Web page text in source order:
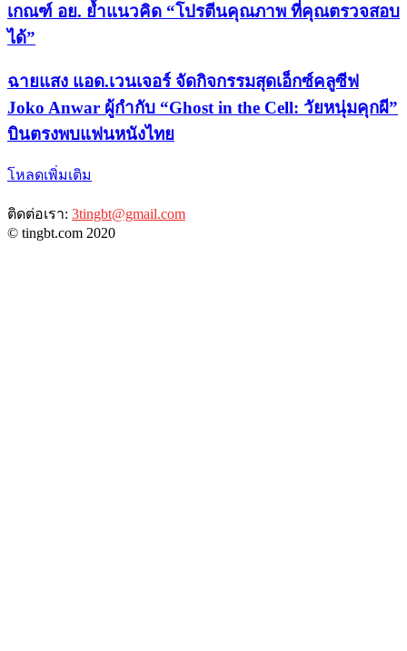
เกณฑ์ อย. ย้ำแนวคิด “โปรตีนคุณภาพ ที่คุณตรวจสอบ
ได้”
ฉายแสง แอด.เวนเจอร์ จัดกิจกรรมสุดเอ็กซ์คลูซีฟ
Joko Anwar ผู้กำกับ “Ghost in the Cell: วัยหนุ่มคุกผี”
บินตรงพบแฟนหนังไทย
โหลดเพิ่มเติม
ติดต่อเรา: 3tingbt@gmail.com
© tingbt.com 2020